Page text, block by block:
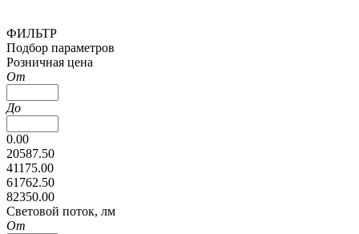
ФИЛЬТР
Подбор параметров
Розничная цена
От
До
0.00
20587.50
41175.00
61762.50
82350.00
Cветовой поток, лм
От